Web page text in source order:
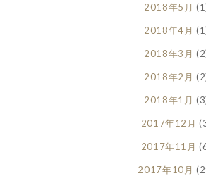
2018年5月
2018年4月
2018年3月
2018年2月
2018年1月
2017年12月
2017年11月
2017年10月